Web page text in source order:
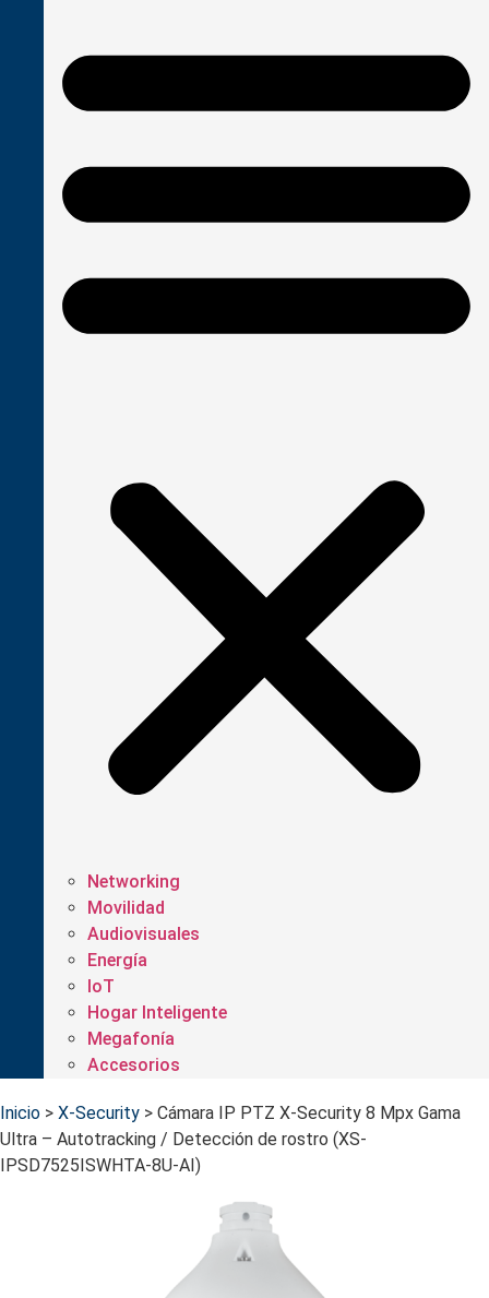
Networking
Movilidad
Audiovisuales
Energía
IoT
Hogar Inteligente
Megafonía
Accesorios
Inicio > X-Security > Cámara IP PTZ X-Security 8 Mpx Gama
Ultra – Autotracking / Detección de rostro (XS-
IPSD7525ISWHTA-8U-AI)